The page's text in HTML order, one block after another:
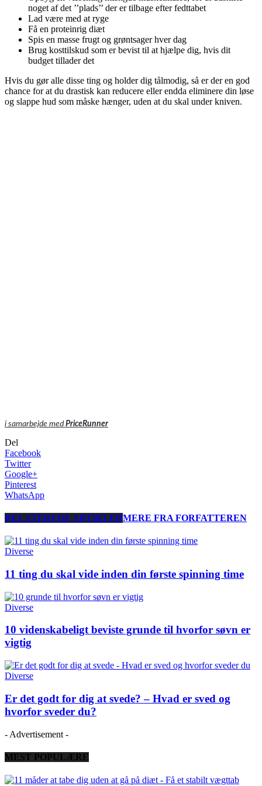
noget af det ’’plads’’ der er tilbage efter fedttabet
Lad være med at ryge
Få en proteinrig diæt
Spis en masse frugt og grøntsager hver dag
Brug kosttilskud som er bevist til at hjælpe dig, hvis dit
budget tillader det
Hvis du gør alle disse ting og holder dig tålmodig, så er der en god
chance for at du drastisk kan reducere eller endda eliminere din løse
og slappe hud som måske hænger, uden at du skal under kniven.
i samarbejde medPriceRunner
Del
Facebook
Twitter
Google+
Pinterest
WhatsApp
RELATEREDE ARTIKLERMERE FRA FORFATTEREN
Diverse
11 ting du skal vide inden din første spinning time
Diverse
10 videnskabeligt beviste grunde til hvorfor søvn er
vigtig
Diverse
Er det godt for dig at svede? – Hvad er sved og
hvorfor sveder du?
- Advertisement -
MEST POPULÆRE